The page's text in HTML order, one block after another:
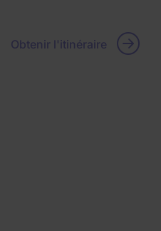
Obtenir l'itinéraire